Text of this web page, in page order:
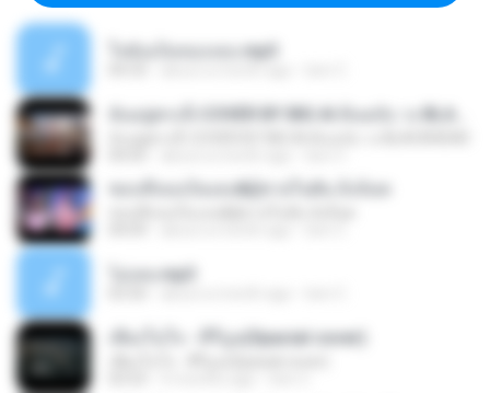
ใจฉันเป็นของเธอ.mp3
ชอบที่เธอเป็นเธอ&ผู้ชายในฝัน อิงล็อต
ไม่เคย.mp3
เพียงในใจ - คีรีบูน(Spacial cover)